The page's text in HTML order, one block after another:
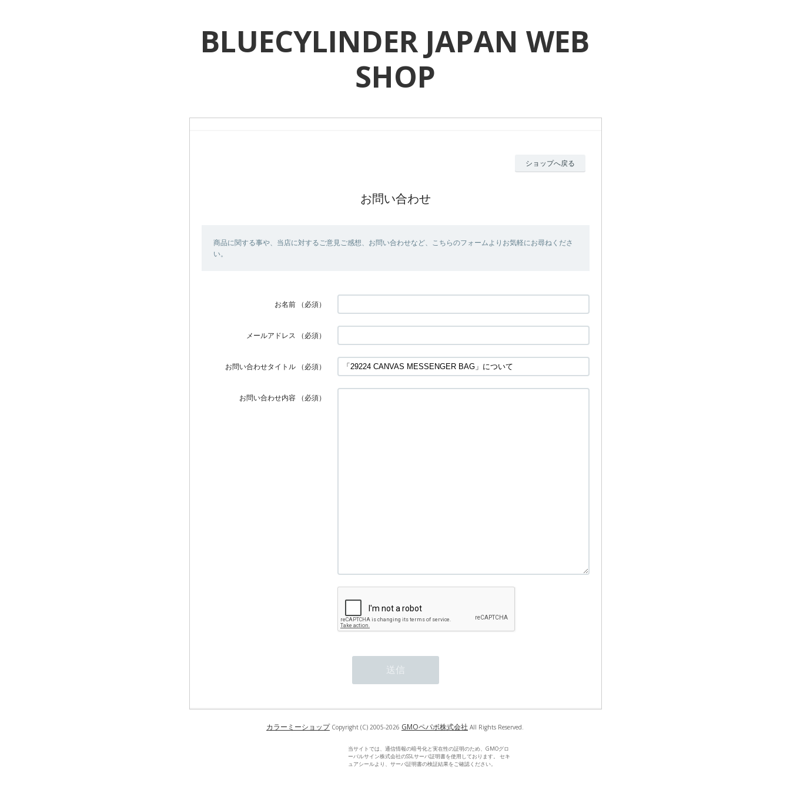
BLUECYLINDER JAPAN WEB
SHOP
ショップへ戻る
お問い合わせ
商品に関する事や、当店に対するご意見ご感想、お問い合わせなど、こちらのフォームよりお気軽にお尋ねくださ
い。
お名前 （必須）
メールアドレス （必須）
お問い合わせタイトル （必須）
お問い合わせ内容 （必須）
カラーミーショップCopyright (C) 2005-2026 GMOペパボ株式会社 All Rights Reserved.
当サイトでは、通信情報の暗号化と実在性の証明のため、GMOグロ
ーバルサイン株式会社のSSLサーバ証明書を使用しております。 セキ
ュアシールより、サーバ証明書の検証結果をご確認ください。